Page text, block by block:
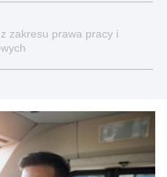
zakresu prawa pracy i